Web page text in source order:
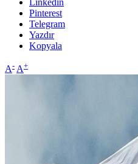
Pinterest
Telegram
Yazdır
Kopyala
A- A+